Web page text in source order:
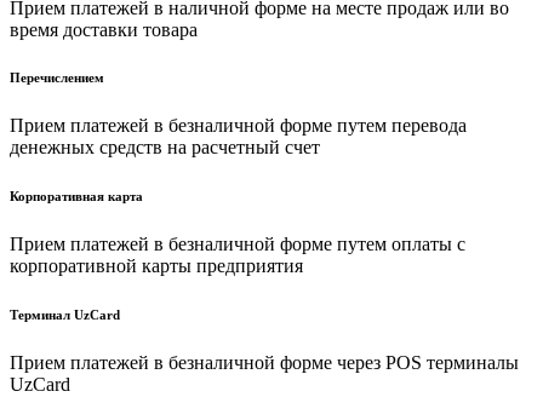
Прием платежей в наличной форме на месте продаж или во
время доставки товара
Перечислением
Прием платежей в безналичной форме путем перевода
денежных средств на расчетный счет
Корпоративная карта
Прием платежей в безналичной форме путем оплаты с
корпоративной карты предприятия
Терминал UzCard
Прием платежей в безналичной форме через POS терминалы
UzCard